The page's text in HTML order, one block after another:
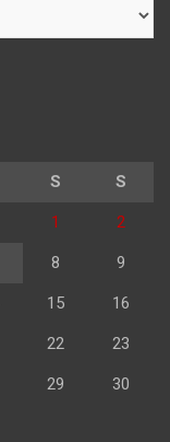
S S
1 2
8 9
15 16
22 23
29 30